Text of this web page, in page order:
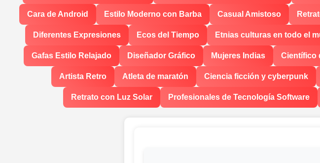
Cara de Android Estilo Moderno con Barba Casual Amistoso
Diferentes Expresiones Ecos del Tiempo Etnias culturas en todo el
Gafas Estilo Relajado Diseñador Gráfico Mujeres Indias Científico
Artista Retro Atleta de maratón Ciencia ficción y cyberpunk
Retrato con Luz Solar Profesionales de Tecnología Software